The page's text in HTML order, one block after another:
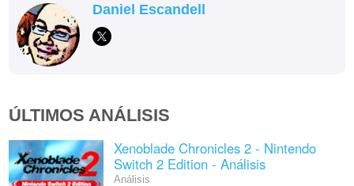
Daniel Escandell
ÚLTIMOS ANÁLISIS
Xenoblade Chronicles 2 - Nintendo
Switch 2 Edition - Análisis
Análisis